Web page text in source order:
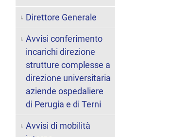
Direttore Generale
Avvisi conferimento
incarichi direzione
strutture complesse a
direzione universitaria
aziende ospedaliere
di Perugia e di Terni
Avvisi di mobilità